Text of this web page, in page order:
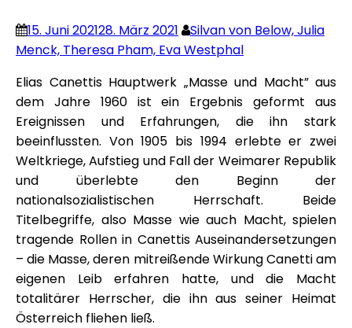
15. Juni 202128. März 2021
Silvan von Below, Julia
Menck, Theresa Pham, Eva Westphal
Elias Canettis Hauptwerk „Masse und Macht” aus
dem Jahre 1960 ist ein Ergebnis geformt aus
Ereignissen und Erfahrungen, die ihn stark
beeinflussten. Von 1905 bis 1994 erlebte er zwei
Weltkriege, Aufstieg und Fall der Weimarer Republik
und überlebte den Beginn der
nationalsozialistischen Herrschaft. Beide
Titelbegriffe, also Masse wie auch Macht, spielen
tragende Rollen in Canettis Auseinandersetzungen
– die Masse, deren mitreißende Wirkung Canetti am
eigenen Leib erfahren hatte, und die Macht
totalitärer Herrscher, die ihn aus seiner Heimat
Österreich fliehen ließ.